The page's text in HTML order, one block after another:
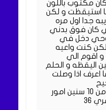
مكتوب باللون
استيقظت و لكن
جدا اول مره
كان فوق بدني
دخل في
كنت واعيه
و اقوم الي
اليقظه و الحلم
اذا وصلت
انا عزباء بس مخطوبة من ١٠ سنين امور
٣٦